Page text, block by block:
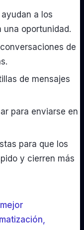
a los
una oportunidad.
de
de mensajes
para enviarse en
para que los
y cierren más